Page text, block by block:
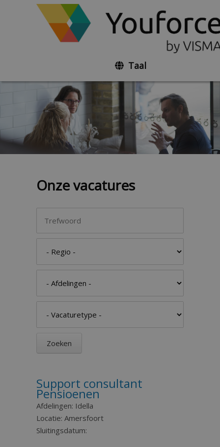
Taal
Onze vacatures
Support consultant
Pensioenen
Afdelingen: Idella
Locatie: Amersfoort
Sluitingsdatum: